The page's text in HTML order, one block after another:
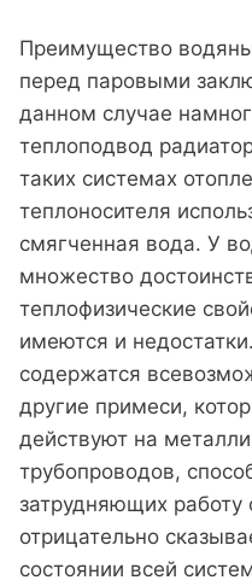
Преимущество
перед паровыми
данном случае
теплоподвод
таких системах
теплоносителя
смягченная вода. У
множество
теплофизические
имеются и
содержатся
другие примеси,
действуют на
трубопроводов,
затрудняющих работу
отрицательно
состоянии всей